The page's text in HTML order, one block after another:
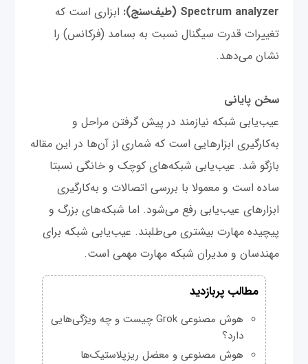
Spectrum analyzer (طیف‌سنج):
ابزاری است که
تغییرات قدرت سیگنال نسبت به بسامد (فرکانس) را
نشان می‌دهد.
سخن پایانی
عیب‌یابی شبکه نیازمند در پیش گرفتن مراحل و
به‌کارگیری ابزارهایی است که شماری از آن‌ها در این مقاله
بازگو شد. عیب‌یابی شبکه‌های کوچک و خانگی نسبتا
ساده است و معمولا با بررسی اتصالات و به‌کارگیری
ابزارهای عیب‌یابی رفع می‌شود. اما شبکه‌های بزرگ و
پیچیده مهارت‌ بیشتری می‌طلبند. عیب‌یابی شبکه برای
مهندسان و مدیران شبکه مهارت مهمی است.
مطالب پربازدید
هوش مصنوعی Grok چیست و چه ویژگی‌هایی
دارد؟
هوش مصنوعی و معضل ریزپلاستیک‌ها